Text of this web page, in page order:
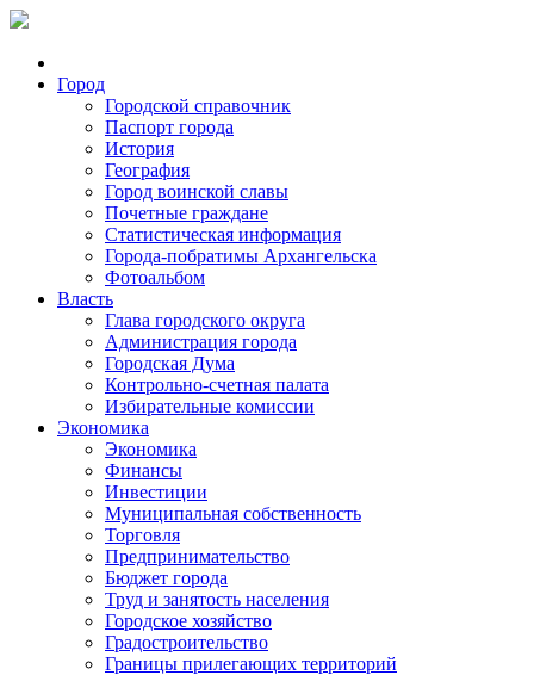
Город
Городской справочник
Паспорт города
История
География
Город воинской славы
Почетные граждане
Статистическая информация
Города-побратимы Архангельска
Фотоальбом
Власть
Глава городского округа
Администрация города
Городская Дума
Контрольно-счетная палата
Избирательные комиссии
Экономика
Экономика
Финансы
Инвестиции
Муниципальная собственность
Торговля
Предпринимательство
Бюджет города
Труд и занятость населения
Городское хозяйство
Градостроительство
Границы прилегающих территорий